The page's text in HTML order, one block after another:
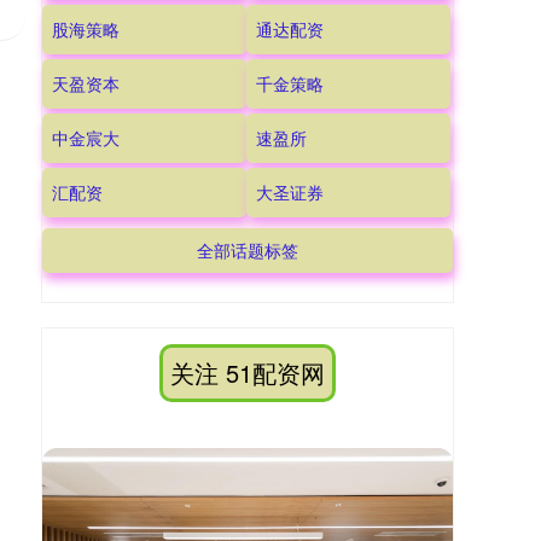
股海策略 通达配资
天盈资本 千金策略
中金宸大 速盈所
汇配资 大圣证券
全部话题标签
关注 51配资网